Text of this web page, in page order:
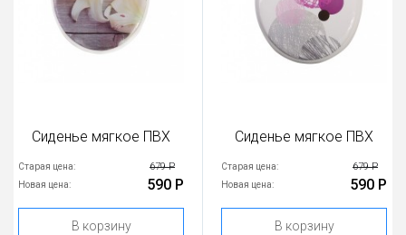
Сиденье мягкое ПВХ
Старая цена: 679 Р
Новая цена: 590 Р
В корзину
Сиденье мягкое ПВХ
Старая цена: 679 Р
Новая цена: 590 Р
В корзину